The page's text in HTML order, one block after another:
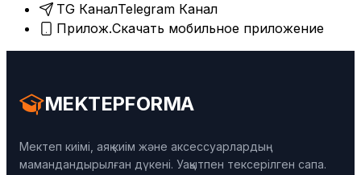
TG КаналTelegram Канал
Прилож.Скачать мобильное приложение
MEKTEPFORMA
Мектеп киімі, аяқ киім және аксессуарлардың
мамандандырылған дүкені. Уақытпен тексерілген сапа.